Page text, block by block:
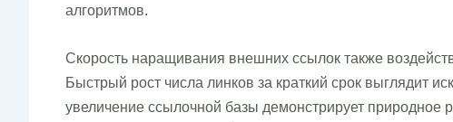
алгоритмов.
Скорость наращивания внешних ссылок также
Быстрый рост числа линков за краткий срок выглядит
увеличение ссылочной базы демонстрирует природное